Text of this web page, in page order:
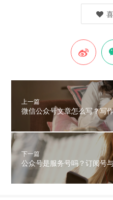
上一篇
微信公众号文章怎么写？写
下一篇
公众号是服务号吗？订阅号